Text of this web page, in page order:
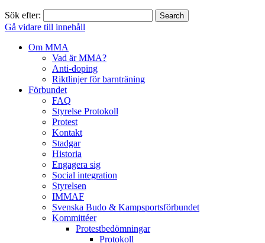
Sök efter:
Gå vidare till innehåll
Om MMA
Vad är MMA?
Anti-doping
Riktlinjer för barnträning
Förbundet
FAQ
Styrelse Protokoll
Protest
Kontakt
Stadgar
Historia
Engagera sig
Social integration
Styrelsen
IMMAF
Svenska Budo & Kampsportsförbundet
Kommittéer
Protestbedömningar
Protokoll